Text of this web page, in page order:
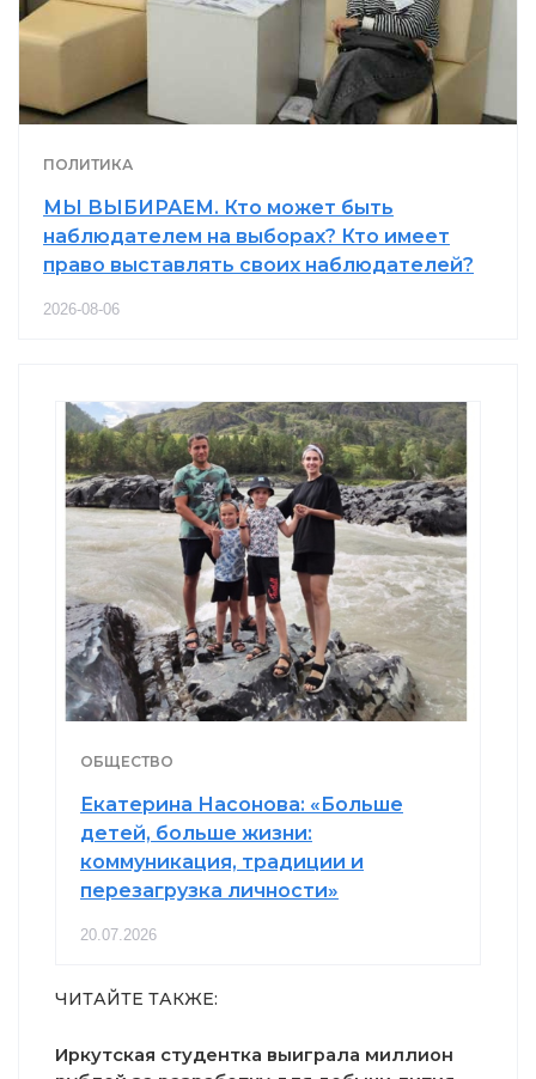
ПОЛИТИКА
МЫ ВЫБИРАЕМ. Кто может быть
наблюдателем на выборах? Кто имеет
право выставлять своих наблюдателей?
2026-08-06
ОБЩЕСТВО
Екатерина Насонова: «Больше
детей, больше жизни:
коммуникация, традиции и
перезагрузка личности»
20.07.2026
ЧИТАЙТЕ ТАКЖЕ:
Иркутская студентка выиграла миллион